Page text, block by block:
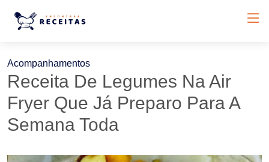
Acompanhamentos
Receita De Legumes Na Air
Fryer Que Já Preparo Para A
Semana Toda